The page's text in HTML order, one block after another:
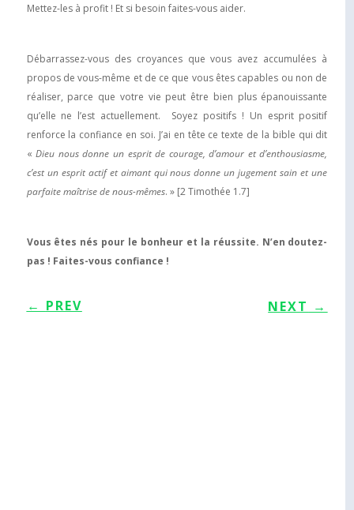
Mettez-les à profit ! Et si besoin faites-vous aider.
Débarrassez-vous des croyances que vous avez accumulées à
propos de vous-même et de ce que vous êtes capables ou non de
réaliser, parce que votre vie peut être bien plus épanouissante
qu’elle ne l’est actuellement. Soyez positifs ! Un esprit positif
renforce la confiance en soi. J’ai en tête ce texte de la bible qui dit
«Dieu nous donne un esprit de courage, d’amour et d’enthousiasme,
c’est un esprit actif et aimant qui nous donne un jugement sain et une
parfaite maîtrise de nous-mêmes. » [2 Timothée 1.7]
Vous êtes nés pour le bonheur et la réussite. N’en doutez-
pas ! Faites-vous confiance !
← PREV NEXT →